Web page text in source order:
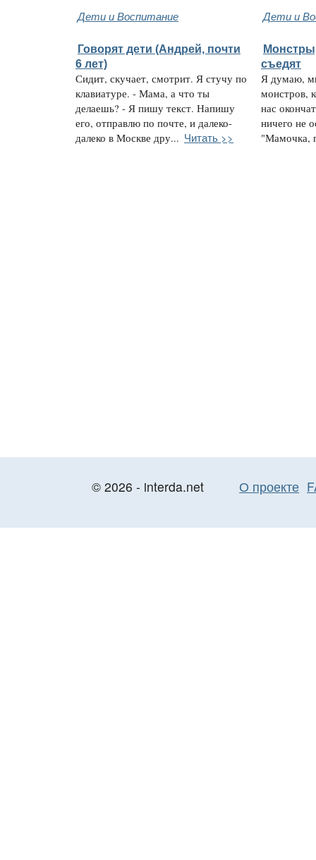
Дети и Воспитание Дети и
Говорят дети (Андрей, почти
6 лет)
Сидит, скучает, смотрит. Я стучу по
клавиатуре. - Мама, а что ты
делаешь? - Я пишу текст. Напишу
его, отправлю по почте, и далеко-
далеко в Москве дру... Читать >>
съедят
Я думаю,
монстров,
нас
ничего не
"Мамочка,
© 2026 - interda.net О проекте